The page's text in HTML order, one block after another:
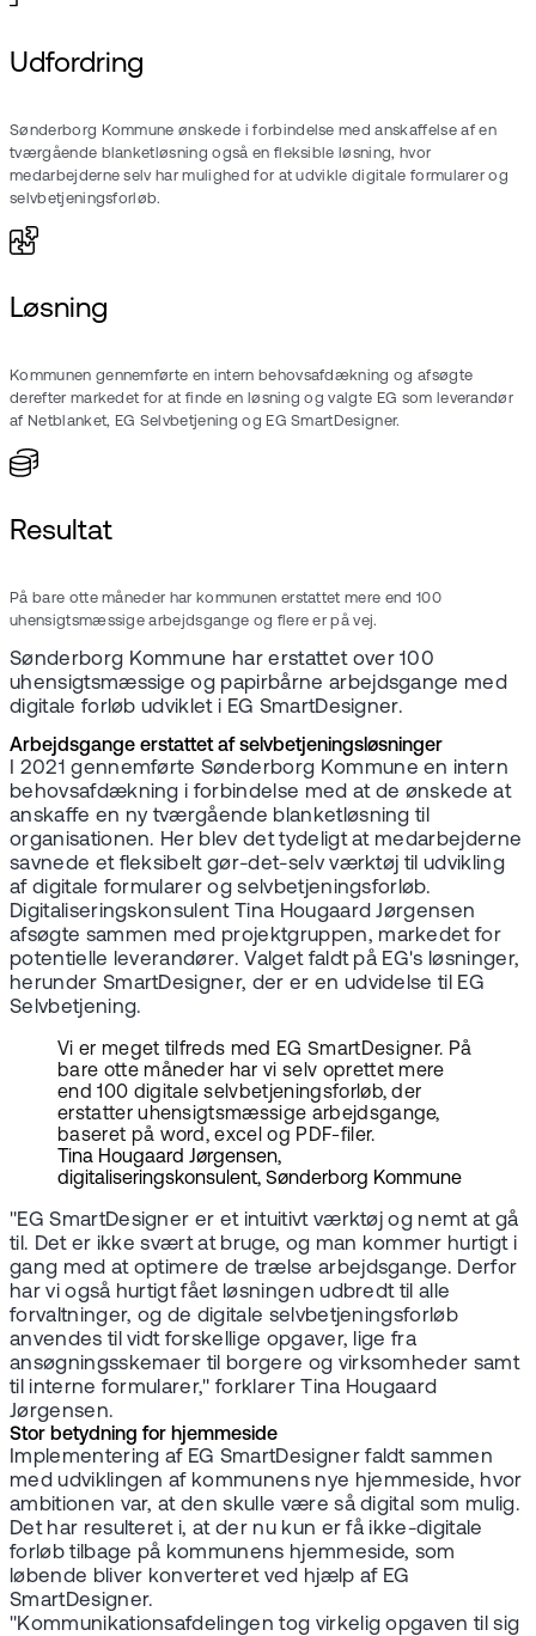
Udfordring
Sønderborg Kommune ønskede i forbindelse med anskaffelse af en
tværgående blanketløsning også en fleksible løsning, hvor
medarbejderne selv har mulighed for at udvikle digitale formularer og
selvbetjeningsforløb.
Løsning
Kommunen gennemførte en intern behovsafdækning og afsøgte
derefter markedet for at finde en løsning og valgte EG som leverandør
af Netblanket, EG Selvbetjening og EG SmartDesigner.
Resultat
På bare otte måneder har kommunen erstattet mere end 100
uhensigtsmæssige arbejdsgange og flere er på vej.
Sønderborg Kommune har erstattet over 100
uhensigtsmæssige og papirbårne arbejdsgange med
digitale forløb udviklet i EG SmartDesigner.
Arbejdsgange erstattet af selvbetjeningsløsninger
I 2021 gennemførte Sønderborg Kommune en intern
behovsafdækning i forbindelse med at de ønskede at
anskaffe en ny tværgående blanketløsning til
organisationen. Her blev det tydeligt at medarbejderne
savnede et fleksibelt gør-det-selv værktøj til udvikling
af digitale formularer og selvbetjeningsforløb.
Digitaliseringskonsulent Tina Hougaard Jørgensen
afsøgte sammen med projektgruppen, markedet for
potentielle leverandører. Valget faldt på EG's løsninger,
herunder SmartDesigner, der er en udvidelse til EG
Selvbetjening.
Vi er meget tilfreds med EG SmartDesigner. På
bare otte måneder har vi selv oprettet mere
end 100 digitale selvbetjeningsforløb, der
erstatter uhensigtsmæssige arbejdsgange,
baseret på word, excel og PDF-filer.
Tina Hougaard Jørgensen,
digitaliseringskonsulent, Sønderborg Kommune
"EG SmartDesigner er et intuitivt værktøj og nemt at gå
til. Det er ikke svært at bruge, og man kommer hurtigt i
gang med at optimere de trælse arbejdsgange. Derfor
har vi også hurtigt fået løsningen udbredt til alle
forvaltninger, og de digitale selvbetjeningsforløb
anvendes til vidt forskellige opgaver, lige fra
ansøgningsskemaer til borgere og virksomheder samt
til interne formularer," forklarer Tina Hougaard
Jørgensen.
Stor betydning for hjemmeside
Implementering af EG SmartDesigner faldt sammen
med udviklingen af kommunens nye hjemmeside, hvor
ambitionen var, at den skulle være så digital som mulig.
Det har resulteret i, at der nu kun er få ikke-digitale
forløb tilbage på kommunens hjemmeside, som
løbende bliver konverteret ved hjælp af EG
SmartDesigner.
"Kommunikationsafdelingen tog virkelig opgaven til sig